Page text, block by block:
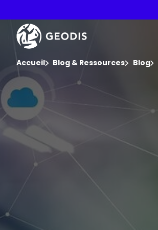
contenu
principal
Vous êtes ici :
Accueil Blog & Ressources Blog
Keepeek